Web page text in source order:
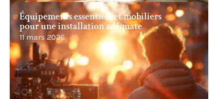
Équipements essentiels et mobiliers
pour une installation adéquate
11 mars 2026